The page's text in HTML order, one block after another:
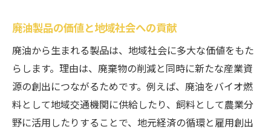
廃油製品の価値と地域社会への貢献
廃油から生まれる製品は、地域社会に多大な価値をもた
らします。理由は、廃棄物の削減と同時に新たな産業資
源の創出につながるためです。例えば、廃油をバイオ燃
料として地域交通機関に供給したり、飼料として農業分
野に活用したりすることで、地元経済の循環と雇用創出